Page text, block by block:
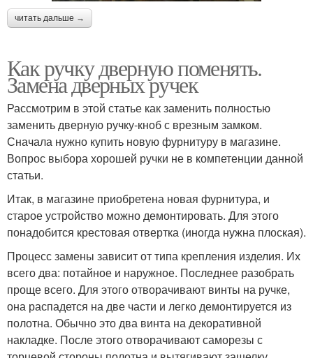
читать дальше →
Как ручку дверную поменять.
Замена дверных ручек
Рассмотрим в этой статье как заменить полностью
заменить дверную ручку-кноб с врезным замком.
Сначала нужно купить новую фурнитуру в магазине.
Вопрос выбора хорошей ручки не в компетенции данной
статьи.
Итак, в магазине приобретена новая фурнитура, и
старое устройство можно демонтировать. Для этого
понадобится крестовая отвертка (иногда нужна плоская).
Процесс замены зависит от типа крепления изделия. Их
всего два: потайное и наружное. Последнее разобрать
проще всего. Для этого отворачивают винты на ручке,
она распадется на две части и легко демонтируется из
полотна. Обычно это два винта на декоративной
накладке. После этого отворачивают саморезы с